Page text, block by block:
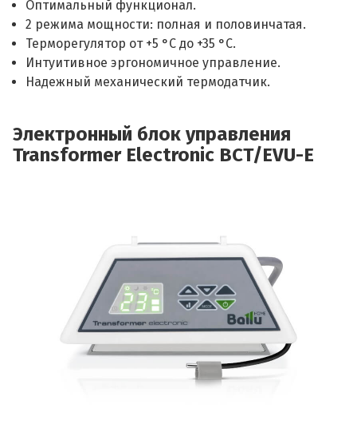
Оптимальный функционал.
2 режима мощности: полная и половинчатая.
Терморегулятор от +5 °C до +35 °C.
Интуитивное эргономичное управление.
Надежный механический термодатчик.
Электронный блок управления
Transformer Electronic BCT/EVU-E